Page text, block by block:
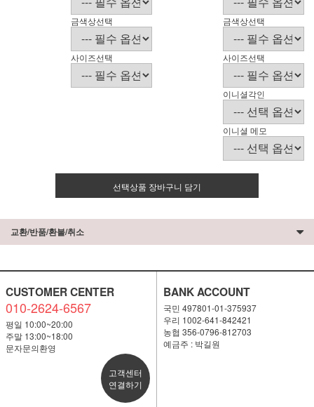
금색상선택
사이즈선택
금색상선택
사이즈선택
이니셜각인
이니셜 메모
선택상품 장바구니 담기
교환/반품/환불/취소
CUSTOMER CENTER
010-2624-6567
평일 10:00~20:00
주말 13:00~18:00
문자문의환영
고객센터
연결하기
BANK ACCOUNT
국민 497801-01-375937
우리 1002-641-842421
농협 356-0796-812703
예금주 : 박길원